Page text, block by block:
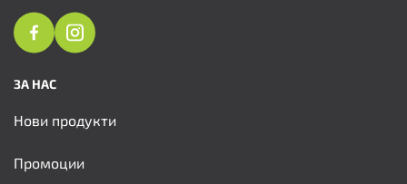
ЗА НАС
Нови продукти
Промоции